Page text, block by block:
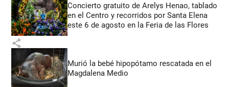
Concierto gratuito de Arelys Henao, tablado
en el Centro y recorridos por Santa Elena
este 6 de agosto en la Feria de las Flores
share
Murió la bebé hipopótamo rescatada en el
Magdalena Medio